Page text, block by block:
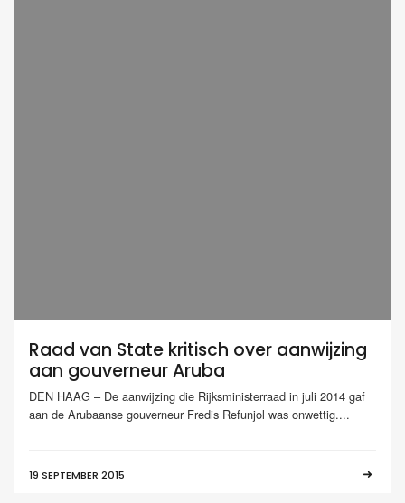
Raad van State kritisch over aanwijzing
aan gouverneur Aruba
DEN HAAG – De aanwijzing die Rijksministerraad in juli 2014 gaf
aan de Arubaanse gouverneur Fredis Refunjol was onwettig....
19 SEPTEMBER 2015